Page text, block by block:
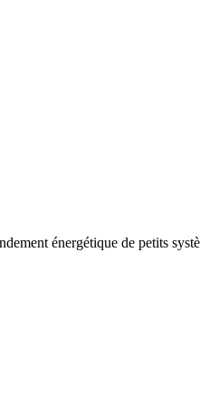
énergétique de petits